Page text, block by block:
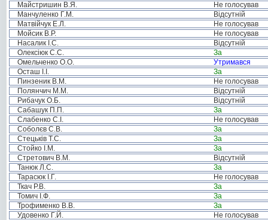
Майстришин В.Я.
Не голосував
Манчуленко Г.М.
Відсутній
Матвійчук Е.Л.
Не голосував
Мойсик В.Р.
Не голосував
Насалик І.С.
Відсутній
Олексіюк С.С.
За
Омельченко О.О.
Утримався
Осташ І.І.
За
Пинзеник В.М.
Не голосував
Полянчич М.М.
Відсутній
Рибачук О.Б.
Відсутній
Сабашук П.П.
За
Слабенко С.І.
Не голосував
Соболєв С.В.
За
Стецьків Т.С.
За
Стойко І.М.
За
Стретович В.М.
Відсутній
Танюк Л.С.
За
Тарасюк І.Г.
Не голосував
Ткач Р.В.
За
Томич І.Ф.
За
Трофименко В.В.
За
Удовенко Г.Й.
Не голосував